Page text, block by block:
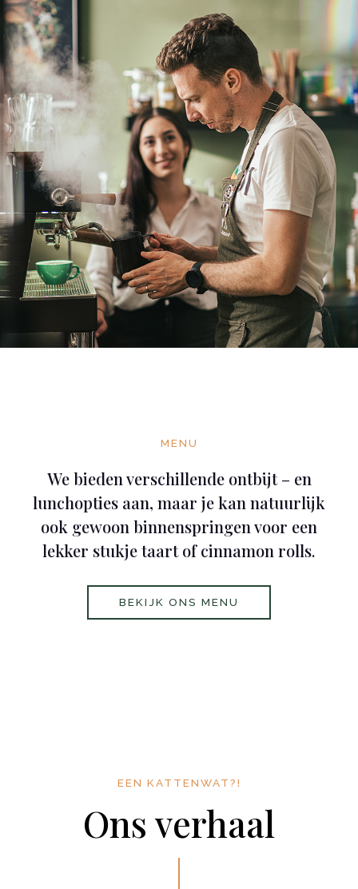
MENU
We bieden verschillende ontbijt – en
lunchopties aan, maar je kan natuurlijk
ook gewoon binnenspringen voor een
lekker stukje taart of cinnamon rolls.
BEKIJK ONS MENU
​EEN KATTENWAT?!
Ons verhaal